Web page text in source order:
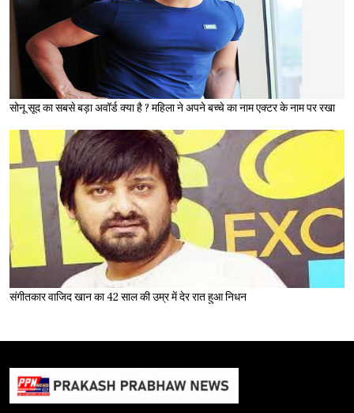
सोनू सूद का सबसे बड़ा अवॉर्ड क्या है ? महिला ने अपने बच्चे का नाम एक्टर के नाम पर रखा
संगीतकार वाजिद खान का 42 साल की उम्र में देर रात हुआ निधन